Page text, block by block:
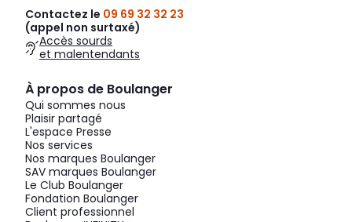
Contactez le 09 69 32 32 23
(appel non surtaxé)
Accès sourds
et malentendants
À propos de Boulanger
Qui sommes nous
Plaisir partagé
L'espace Presse
Nos services
Nos marques Boulanger
SAV marques Boulanger
Le Club Boulanger
Fondation Boulanger
Client professionnel